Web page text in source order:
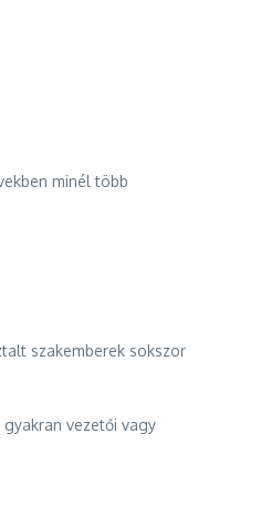
minél több
szakemberek sokszor
vezetői vagy